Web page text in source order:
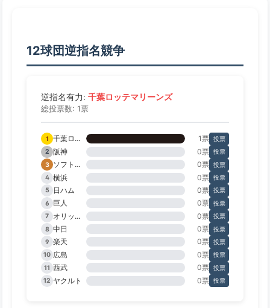
12球団逆指名競争
逆指名有力: 千葉ロッテマリーンズ
総投票数: 1票
1 千葉ロッテ 1票 投票
2 阪神 0票 投票
3
ソフトバンク 0票 投票
4 横浜 0票 投票
5
日ハム 0票 投票
6
巨人 0票 投票
7
オリックス 0票 投票
8 中日 0票 投票
9 楽天 0票 投票
10 広島 0票 投票
11 西武 0票 投票
12 ヤクルト 0票 投票